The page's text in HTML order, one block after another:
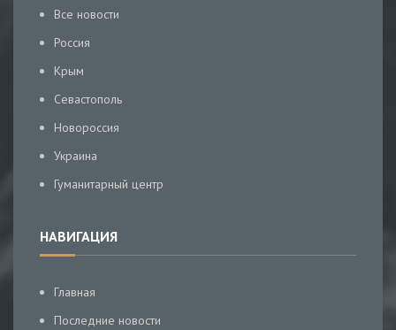
Все новости
Россия
Крым
Севастополь
Новороссия
Украина
Гуманитарный центр
НАВИГАЦИЯ
Главная
Последние новости